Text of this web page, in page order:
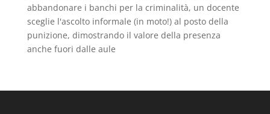
abbandonare i banchi per la criminalità, un docente
sceglie l'ascolto informale (in moto!) al posto della
punizione, dimostrando il valore della presenza
anche fuori dalle aule